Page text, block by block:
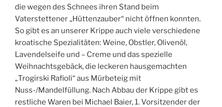
die wegen des Schnees ihren Stand beim
Vaterstettener „Hüttenzauber“ nicht öffnen konnten.
So gibt es an unserer Krippe auch viele verschiedene
kroatische Spezialitäten: Weine, Obstler, Olivenöl,
Lavendelseife und – Creme und das spezielle
Weihnachtsgebäck, die leckeren hausgemachten
„Trogirski Rafioli“ aus Mürbeteig mit
Nuss-/Mandelfüllung. Nach Abbau der Krippe gibt es
restliche Waren bei Michael Baier, 1. Vorsitzender der